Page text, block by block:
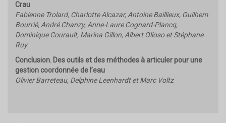
Crau
Fabienne Trolard, Charlotte Alcazar, Antoine Baillieux, Guilhem
Bourrié, André Chanzy, Anne-Laure Cognard-Plancq,
Dominique Courault, Marina Gillon, Albert Olioso et Stéphane
Ruy
Conclusion. Des outils et des méthodes à articuler pour une
gestion coordonnée de l’eau
Olivier Barreteau, Delphine Leenhardt et Marc Voltz